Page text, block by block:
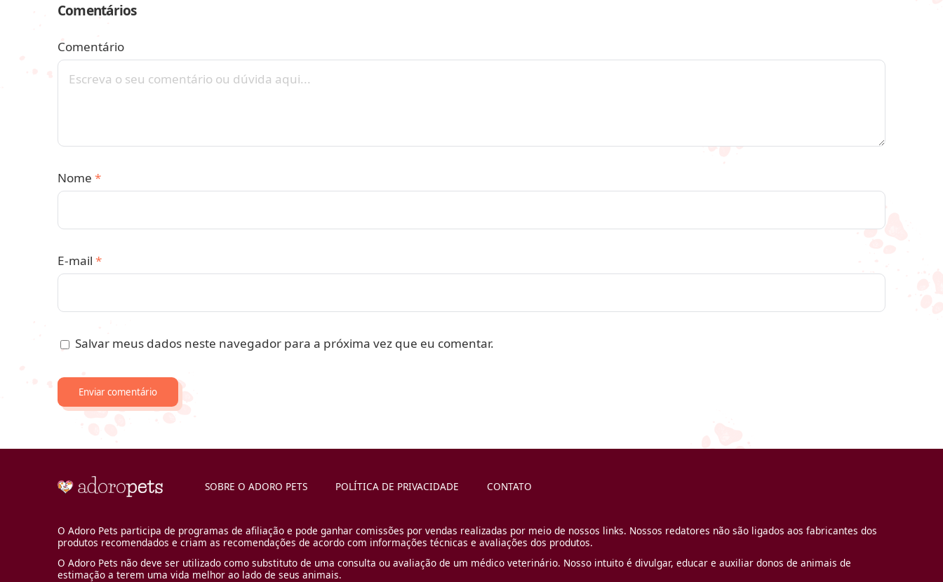
Comentários
Comentário
Nome *
E-mail *
Salvar meus dados neste navegador para a próxima vez que eu comentar.
SOBRE O ADORO PETS POLÍTICA DE PRIVACIDADE CONTATO
O Adoro Pets participa de programas de afiliação e pode ganhar comissões por vendas realizadas por meio de nossos links. Nossos redatores não são ligados aos fabricantes dos
produtos recomendados e criam as recomendações de acordo com informações técnicas e avaliações dos produtos.
O Adoro Pets não deve ser utilizado como substituto de uma consulta ou avaliação de um médico veterinário. Nosso intuito é divulgar, educar e auxiliar donos de animais de
estimação a terem uma vida melhor ao lado de seus animais.